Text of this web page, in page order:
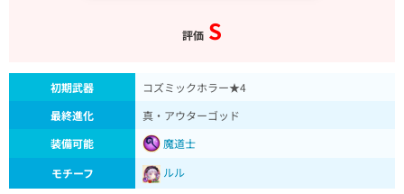
評価 S
初期武器
コズミックホラー★4
最終進化
真・アウターゴッド
装備可能
魔道士
モチーフ
ルル